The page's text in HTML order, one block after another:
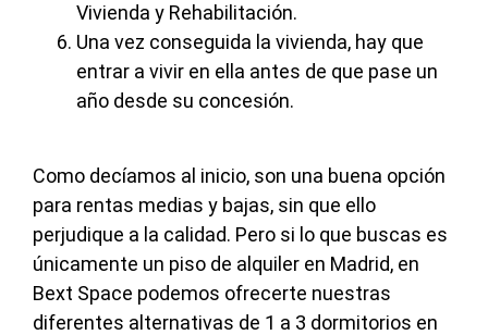
Vivienda y Rehabilitación.
Una vez conseguida la vivienda, hay que
entrar a vivir en ella antes de que pase un
año desde su concesión.
Como decíamos al inicio, son una buena opción
para rentas medias y bajas, sin que ello
perjudique a la calidad. Pero si lo que buscas es
únicamente un piso de alquiler en Madrid, en
Bext Space podemos ofrecerte nuestras
diferentes alternativas de 1 a 3 dormitorios en